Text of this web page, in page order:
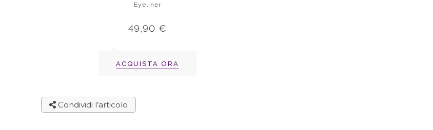
Eyeliner
49,90 €
ACQUISTA ORA
Condividi l’articolo